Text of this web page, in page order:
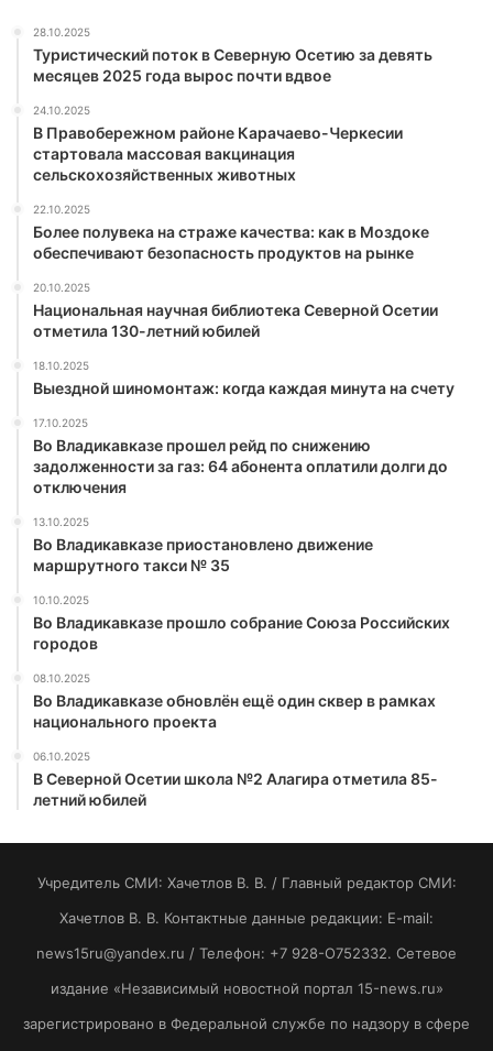
28.10.2025
Туристический поток в Северную Осетию за девять
месяцев 2025 года вырос почти вдвое
24.10.2025
В Правобережном районе Карачаево-Черкесии
стартовала массовая вакцинация
сельскохозяйственных животных
22.10.2025
Более полувека на страже качества: как в Моздоке
обеспечивают безопасность продуктов на рынке
20.10.2025
Национальная научная библиотека Северной Осетии
отметила 130-летний юбилей
18.10.2025
Выездной шиномонтаж: когда каждая минута на счету
17.10.2025
Во Владикавказе прошел рейд по снижению
задолженности за газ: 64 абонента оплатили долги до
отключения
13.10.2025
Во Владикавказе приостановлено движение
маршрутного такси № 35
10.10.2025
Во Владикавказе прошло собрание Союза Российских
городов
08.10.2025
Во Владикавказе обновлён ещё один сквер в рамках
национального проекта
06.10.2025
В Северной Осетии школа №2 Алагира отметила 85-
летний юбилей
Учредитель СМИ: Хaчeтлoв B. B. / Главный редактор СМИ:
Хaчeтлoв B. B. Контактные данные редакции: E-mail:
news15ru@yandex.ru / Телефон: +7 928-O752332. Сетевое
издание «Независимый новостной портал 15-news.ru»
зарегистрировано в Федеральной службе по надзору в сфере